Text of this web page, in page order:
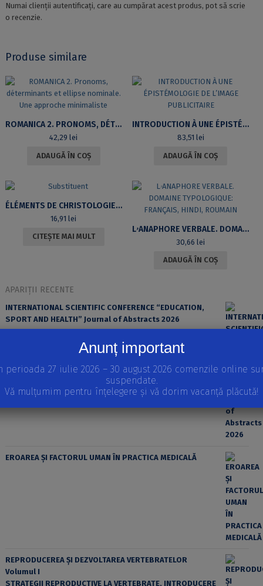
Numai clienții autentificați, care au cumpărat acest produs, pot să scrie
o recenzie.
Produse similare
ROMANICA 2. PRONOMS, DÉTERMINANTS ET ELLIPSE NOMINALE. UNE APPROCHE MINIMALISTE
42,29lei
ADAUGĂ ÎN COȘ
INTRODUCTION À UNE ÉPISTÉMOLOGIE DE L’IMAGE PUBLICITAIRE
83,51 lei
ADAUGĂ ÎN COȘ
ÉLÉMENTS DE CHRISTOLOGIE DANS LES SERMONS DE JACQUES BÉNIGNE BOSSUET
16,91lei
CITEȘTE MAI MULT
LۥANAPHORE VERBALE. DOMAINE TYPOLOGIQUE: FRANÇAIS, HINDI, ROUMAIN
30,66lei
ADAUGĂ ÎN COȘ
APARIȚII RECENTE
INTERNATIONAL SCIENTIFIC CONFERENCE “EDUCATION,
SPORT AND HEALTH” Journal of Abstracts 2026
EROAREA ȘI FACTORUL UMAN ÎN PRACTICA MEDICALĂ
REPRODUCEREA ȘI DEZVOLTAREA VERTEBRATELOR
Volumul I
STRATEGII REPRODUCTIVE LA VERTEBRATE, INTRODUCERE
Anunț important
perioada 27 iulie 2026 – 30 august 2026 comenzile online
suspendate.
Vă mulțumim pentru înțelegere și vă dorim vacanță plăcută!